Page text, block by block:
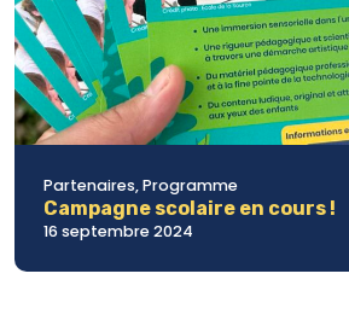
Partenaires, Programme
Campagne scolaire en cours !
16 septembre 2024